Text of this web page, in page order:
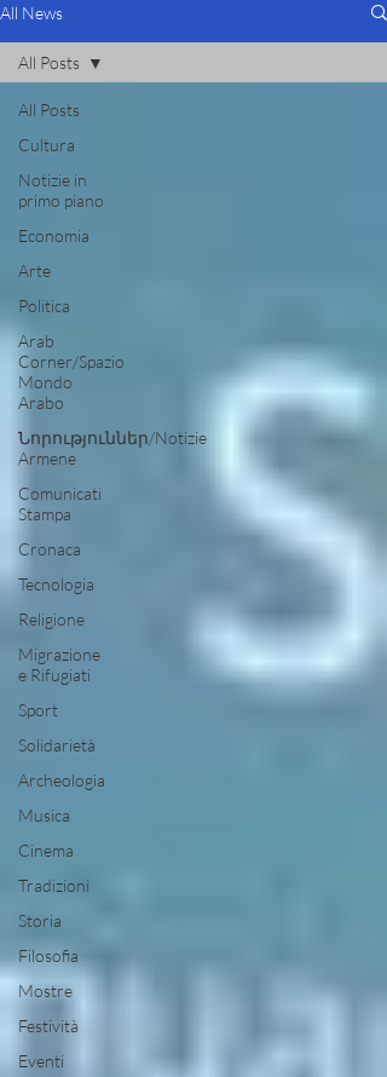
All News
All Posts
Cultura
Notizie in
primo piano
Economia
Arte
Politica
Arab
Corner/Spazio
Mondo
Arabo
Նորություններ/Notizie
Armene
Comunicati
Stampa
Cronaca
Tecnologia
Religione
Migrazione
e Rifugiati
Sport
Solidarietà
Archeologia
Musica
Cinema
Tradizioni
Storia
Filosofia
Mostre
Festività
Eventi
All Posts